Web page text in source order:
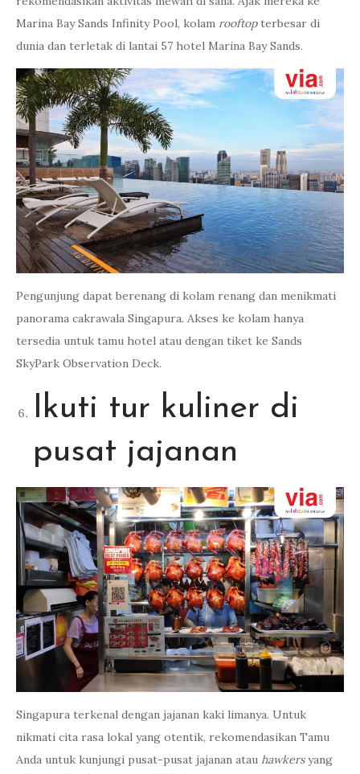
Marina Bay Sands Infinity Pool, kolam rooftopterbesar di
dunia dan terletak di lantai 57 hotel Marina Bay Sands.
Pengunjung dapat berenang di kolam renang dan menikmati
panorama cakrawala Singapura. Akses ke kolam hanya
tersedia untuk tamu hotel atau dengan tiket ke Sands
SkyPark Observation Deck.
Ikuti tur kuliner di
pusat jajanan
Singapura terkenal dengan jajanan kaki limanya. Untuk
nikmati cita rasa lokal yang otentik, rekomendasikan Tamu
Anda untuk kunjungi pusat-pusat jajanan atau hawkersyang